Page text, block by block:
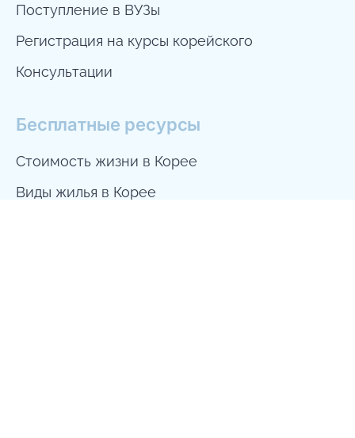
Поступление в ВУЗы
Регистрация на курсы корейского
Консультации
Бесплатные ресурсы
Стоимость жизни в Корее
Виды жилья в Корее